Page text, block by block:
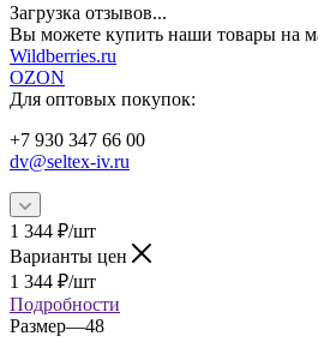
Загрузка отзывов...
Вы можете купить наши товары на
Wildberries.ru
OZON
Для оптовых покупок:
+7 930 347 66 00
dv@seltex-iv.ru
1 344 ₽/шт
Варианты цен
1 344 ₽/шт
Подробности
Размер—48